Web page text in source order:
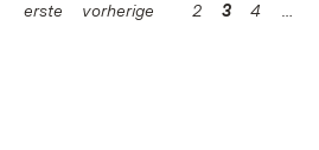
erste vorherige 2 3 4